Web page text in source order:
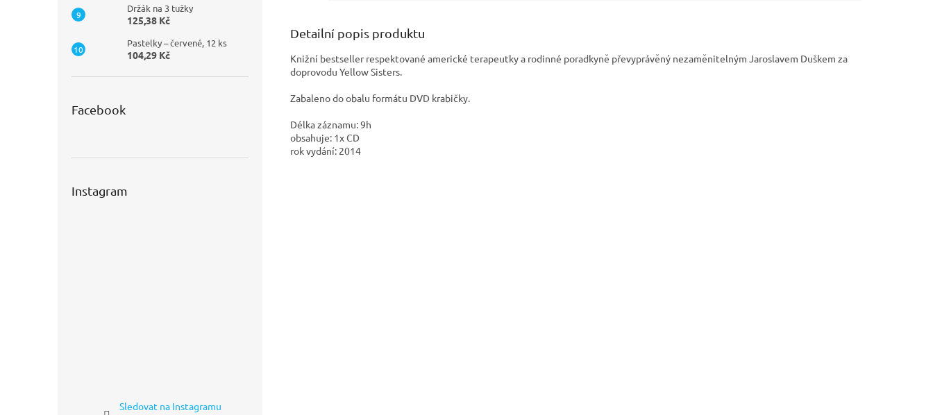
Držák na 3 tužky
125,38 Kč
Pastelky – červené, 12 ks
104,29 Kč
Facebook
Instagram
Sledovat na Instagramu
Detailní popis produktu
Knižní bestseller respektované americké terapeutky a rodinné poradkyně převyprávěný nezaměnitelným Jaroslavem Duškem za
doprovodu Yellow Sisters.
Zabaleno do obalu formátu DVD krabičky.
Délka záznamu: 9h
obsahuje: 1x CD
rok vydání: 2014